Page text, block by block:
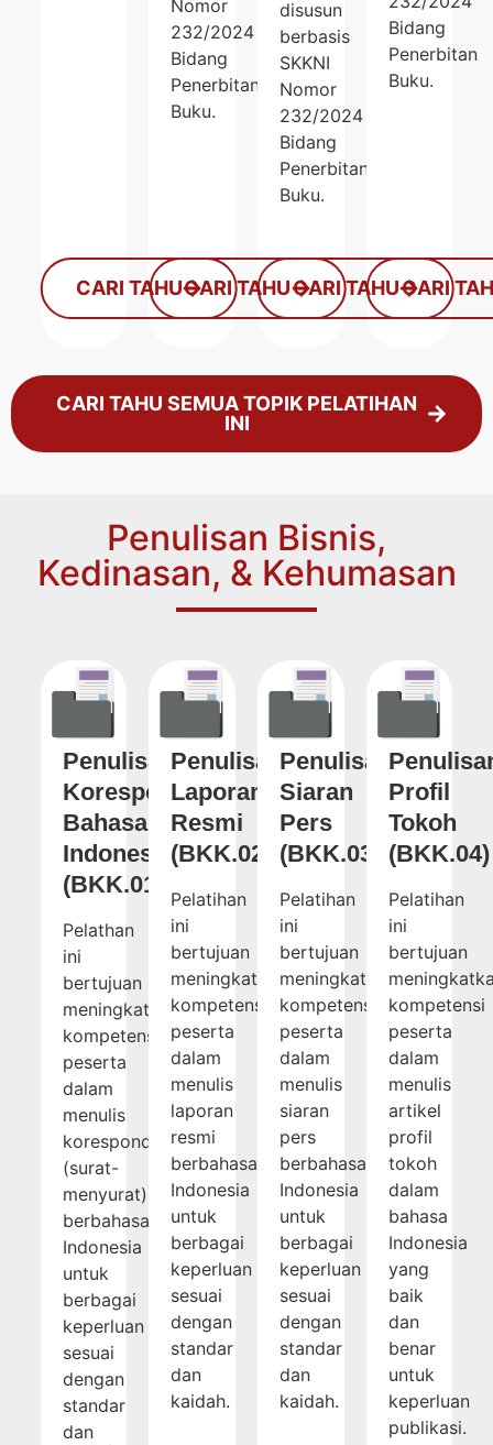
CARI TAHU
Nomor
232/2024
Bidang
Penerbitan
Buku.
CARI TAHU
disusun
berbasis
SKKNI
Nomor
232/2024
Bidang
Penerbitan
Buku.
CARI TAHU
Bidang
Penerbitan
Buku.
CARI
CARI TAHU SEMUA TOPIK PELATIHAN
INI
Penulisan Bisnis,
Kedinasan, & Kehumasan
Penulisan
Korespondensi
Bahasa
Indonesia
(BKK.01)
Pelathan
ini
bertujuan
meningkatkan
kompetensi
peserta
dalam
menulis
korespondensi
(surat-
menyurat)
berbahasa
Indonesia
untuk
berbagai
keperluan
sesuai
dengan
standar
dan
Penulisan
Laporan
Resmi
(BKK.02)
Pelatihan
ini
bertujuan
meningkatkan
kompetensi
peserta
dalam
menulis
laporan
resmi
berbahasa
Indonesia
untuk
berbagai
keperluan
sesuai
dengan
standar
dan
kaidah.
Penulisan
Siaran
Pers
(BKK.03)
Pelatihan
ini
bertujuan
meningkatkan
kompetensi
peserta
dalam
menulis
siaran
pers
berbahasa
Indonesia
untuk
berbagai
keperluan
sesuai
dengan
standar
dan
kaidah.
Profil
Tokoh
(BKK.04)
Pelatihan
ini
bertujuan
kompetensi
peserta
dalam
menulis
artikel
profil
tokoh
dalam
bahasa
Indonesia
yang
baik
dan
benar
untuk
keperluan
publikasi.